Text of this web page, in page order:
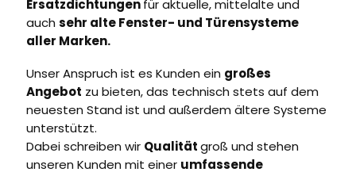
Ersatzdichtungenfür aktuelle, mittelalte und
auch sehr alte Fenster- und Türensysteme
aller Marken.
Unser Anspruch ist es Kunden ein großes
Angebot zu bieten, das technisch stets auf dem
neuesten Stand ist und außerdem ältere Systeme
unterstützt.
Dabei schreiben wir Qualitätgroß und stehen
unseren Kunden mit einer umfassende